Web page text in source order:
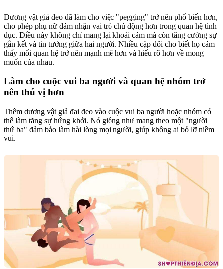
Dương vật giả đeo đã làm cho việc "pegging" trở nên phổ biến hơn,
cho phép phụ nữ đảm nhận vai trò chủ động hơn trong quan hệ tình
dục. Điều này không chỉ mang lại khoái cảm mà còn tăng cường sự
gắn kết và tin tưởng giữa hai người. Nhiều cặp đôi cho biết họ cảm
thấy mối quan hệ trở nên mạnh mẽ hơn và hiểu rõ hơn về mong
muốn của nhau.
Làm cho cuộc vui ba người và quan hệ nhóm trở
nên thú vị hơn
Thêm dương vật giả đai đeo vào cuộc vui ba người hoặc nhóm có
thể làm tăng sự hứng khởi. Nó giống như mang theo một "người
thứ ba" đảm bảo làm hài lòng mọi người, giúp không ai bỏ lỡ niềm
vui.